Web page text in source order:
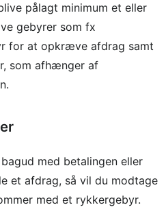
pålagt minimum et eller
gebyrer som fx
for at opkræve afdrag samt
som afhænger af
med betalingen eller
et afdrag, så vil du modtage
med et rykkergebyr.